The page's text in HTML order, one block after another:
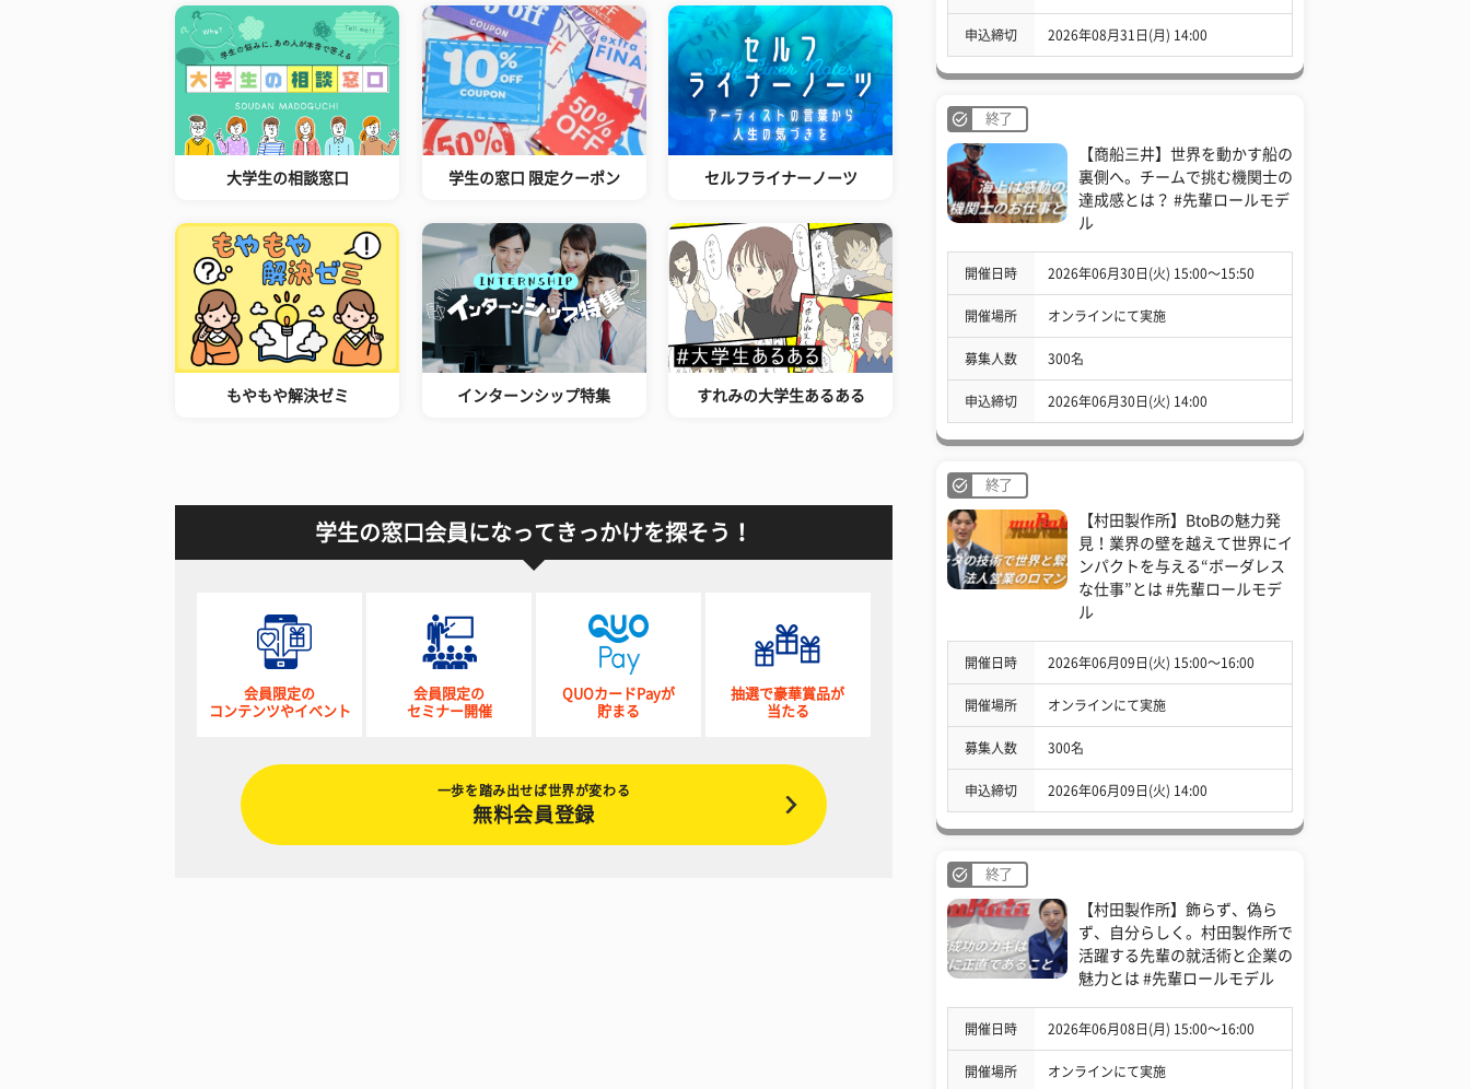
大学生の相談窓口 学生の窓口 限定クーポン セルフライナーノーツ
もやもや解決ゼミ インターンシップ特集 すれみの大学生あるある
学生の窓口会員になってきっかけを探そう！
会員限定の
コンテンツやイベント
会員限定の
セミナー開催
QUOカードPayが
貯まる
抽選で豪華賞品が
当たる
一歩を踏み出せば世界が変わる
無料会員登録
申込締切 2026年08月31日(月) 14:00
終了
【商船三井】世界を動かす船の
裏側へ。チームで挑む機関士の
達成感とは？ #先輩ロールモデ
ル
開催日時 2026年06月30日(火) 15:00〜15:50
開催場所 オンラインにて実施
募集人数 300名
申込締切 2026年06月30日(火) 14:00
終了
【村田製作所】BtoBの魅力発
見！業界の壁を越えて世界にイ
ンパクトを与える“ボーダレス
な仕事”とは #先輩ロールモデ
ル
開催日時 2026年06月09日(火) 15:00〜16:00
開催場所 オンラインにて実施
募集人数 300名
申込締切 2026年06月09日(火) 14:00
終了
【村田製作所】飾らず、偽ら
ず、自分らしく。村田製作所で
活躍する先輩の就活術と企業の
魅力とは #先輩ロールモデル
開催日時 2026年06月08日(月) 15:00〜16:00
開催場所 オンラインにて実施